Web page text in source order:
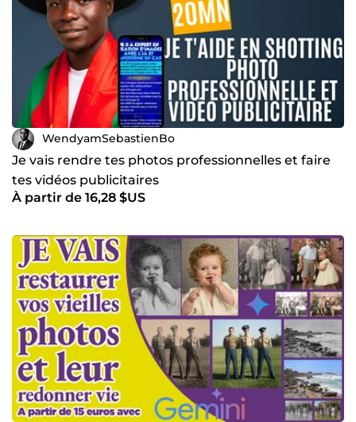
WendyamSebastienBo
Je vais rendre tes photos professionnelles et faire
tes vidéos publicitaires
À partir de 16,28 $US